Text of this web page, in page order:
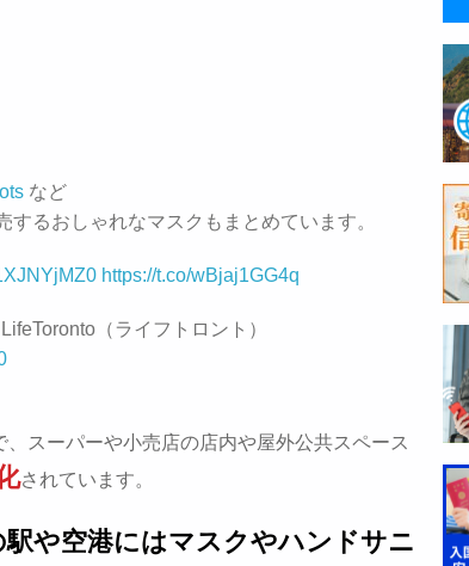
など
するおしゃれなマスクもまとめています。
https://t.co/wBjaj1GG4q
（ライフトロント）
スーパーや小売店の店内や屋外公共スペース
されています。
駅や空港にはマスクやハンドサニ